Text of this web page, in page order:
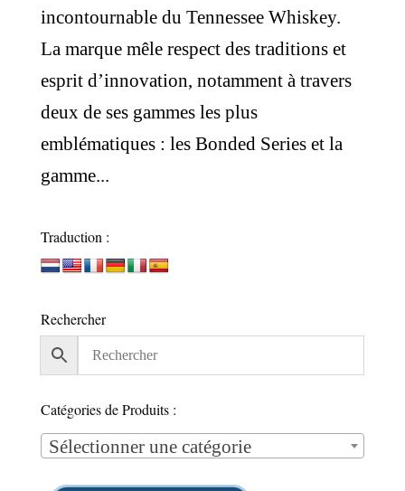
incontournable du Tennessee Whiskey.
La marque mêle respect des traditions et
esprit d’innovation, notamment à travers
deux de ses gammes les plus
emblématiques : les Bonded Series et la
gamme...
Traduction :
Rechercher
Catégories de Produits :
Sélectionner une catégorie